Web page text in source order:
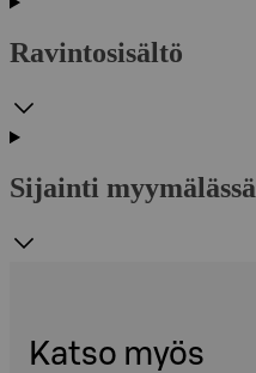
Ravintosisältö
Sijainti myymälässä
Katso myös